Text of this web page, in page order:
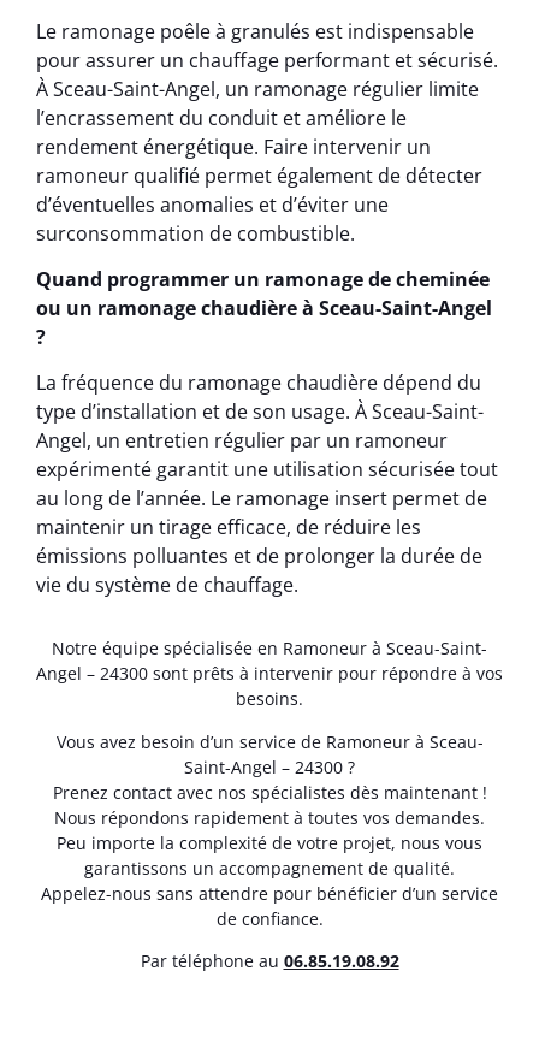
Le ramonage poêle à granulés est indispensable
pour assurer un chauffage performant et sécurisé.
À Sceau-Saint-Angel, un ramonage régulier limite
l’encrassement du conduit et améliore le
rendement énergétique. Faire intervenir un
ramoneur qualifié permet également de détecter
d’éventuelles anomalies et d’éviter une
surconsommation de combustible.
Quand programmer un ramonage de cheminée
ou un ramonage chaudière à Sceau-Saint-Angel
?
La fréquence du ramonage chaudière dépend du
type d’installation et de son usage. À Sceau-Saint-
Angel, un entretien régulier par un ramoneur
expérimenté garantit une utilisation sécurisée tout
au long de l’année. Le ramonage insert permet de
maintenir un tirage efficace, de réduire les
émissions polluantes et de prolonger la durée de
vie du système de chauffage.
Notre équipe spécialisée en Ramoneur à Sceau-Saint-
Angel – 24300 sont prêts à intervenir pour répondre à vos
besoins.
Vous avez besoin d’un service de Ramoneur à Sceau-
Saint-Angel – 24300 ?
Prenez contact avec nos spécialistes dès maintenant !
Nous répondons rapidement à toutes vos demandes.
Peu importe la complexité de votre projet, nous vous
garantissons un accompagnement de qualité.
Appelez-nous sans attendre pour bénéficier d’un service
de confiance.
Par téléphone au 06.85.19.08.92